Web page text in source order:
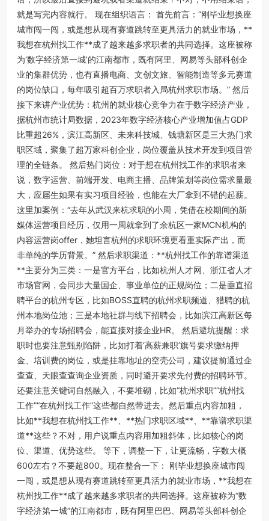
就是写完内容就行。 现在组织语言： 首先前言：“刚毕业想换座
城市闯一闯，或是想从现有赛道跳转至更具活力的就业市场，**
我想在杭州找工作**成了越来越多求职者的共同选择。这座被称
为‘数字经济第一城’的江南都市，既有阿里、网易等头部科创企
业的集群优势，也有直播电商、文创文旅、智能制造等多元赛道
的岗位缺口，每年吸引超百万求职者入局杭州求职市场。” 然后
接下来讲产业优势：杭州的就业核心竞争力在于数字经济产业，
据杭州市统计局数据，2023年数字经济核心产业增加值占GDP
比重超26%，滨江高新区、未来科技城、钱塘新区是三大热门求
职区域，聚集了超万家科创企业，岗位覆盖从技术开发到项目管
理的全链条。 然后热门岗位：对于想在杭州找工作的求职者来
说，数字运营、前端开发、电商主播、品牌策划等岗位需求量最
大，应届生如果有实习项目经验，也能在大厂拿到不错的起薪。
这里加案例：“去年从武汉来杭求职的小周，凭借在校期间的新
媒体运营项目经历，仅用一周就拿到了余杭区一家MCN机构的
内容运营岗offer，她坦言杭州的求职环境更看重实际产出，而
非单纯的学历背景。” 然后求职渠道：**杭州找工作的靠谱渠道
**主要分为三类：一是官方平台，比如杭州人才网、浙江省人才
市场官网，会同步大量国企、事业单位的正规岗位；二是垂直招
聘平台的杭州专区，比如BOSS直聘的杭州求职频道、猎聘的杭
州本地岗位池；三是本地社群与线下招聘会，比如滨江高新区每
月举办的专场招聘会，能直接对接企业HR。 然后避坑提醒：求
职时也要注意甄别陷阱，比如打着‘高薪兼职’旗号要求缴纳押
金、培训费的岗位，或是挂靠地址的空壳公司，建议提前通过企
查查、天眼查查询企业资质，同时避开要求先付费的招聘环节。
还要注意关键词自然融入，不要堆砌，比如“杭州求职”“杭州找
工作”“在杭州找工作”这些都自然带进去。然后重点内容加粗，
比如**我想在杭州找工作**、**热门求职区域**、**靠谱求职渠
道**这些？不对，用户说重点内容用加粗斜体，比如核心的岗
位、渠道、优势这些。 等下，调整一下，让更流畅，字数大概
600左右？不要超800。现在整合一下： 刚毕业想换座城市闯
一闯，或是想从现有赛道跳转至更具活力的就业市场，**我想在
杭州找工作**成了越来越多求职者的共同选择。这座被称为“数
字经济第一城”的江南都市，既有阿里巴巴、网易等头部科创企